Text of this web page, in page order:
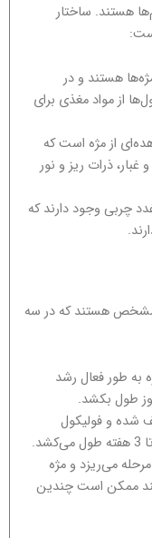
هستند. ساختار
هستند و در
از مواد مغذی برای
از مژه است که
ذرات ریز و نور
چربی وجود دارند که
مشخص هستند که در سه
به طور فعال رشد
شده و فولیکول
می‌ریزد و مژه
ممکن است چندین